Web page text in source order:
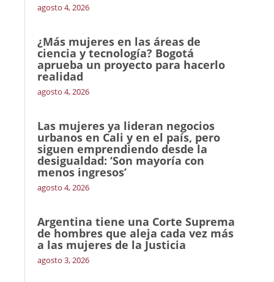
agosto 4, 2026
¿Más mujeres en las áreas de
ciencia y tecnología? Bogotá
aprueba un proyecto para hacerlo
realidad
agosto 4, 2026
Las mujeres ya lideran negocios
urbanos en Cali y en el país, pero
siguen emprendiendo desde la
desigualdad: ‘Son mayoría con
menos ingresos’
agosto 4, 2026
Argentina tiene una Corte Suprema
de hombres que aleja cada vez más
a las mujeres de la Justicia
agosto 3, 2026